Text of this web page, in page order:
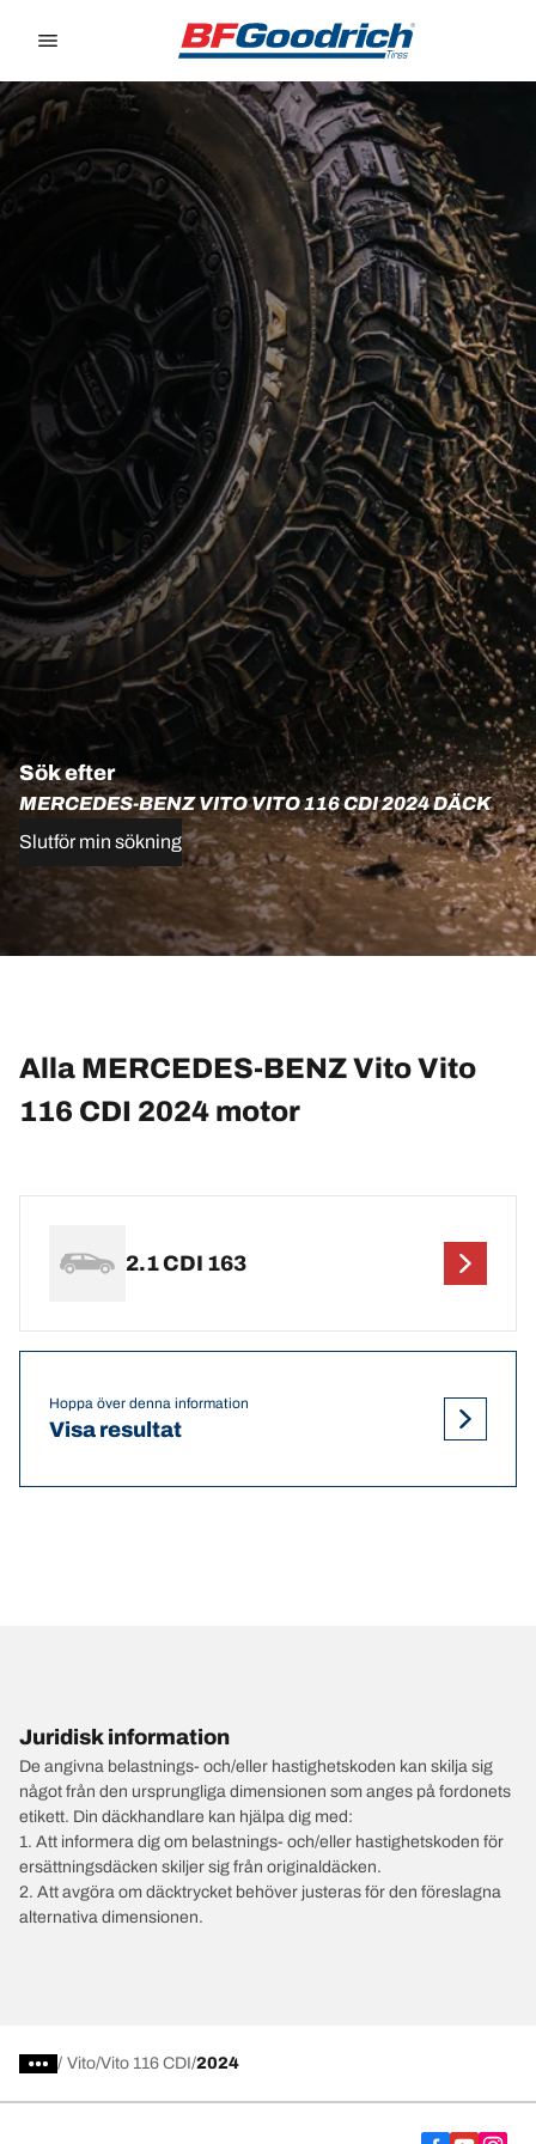
Sök efter
MERCEDES-BENZ VITO VITO 116 CDI 2024 DÄCK
Slutför min sökning
Alla MERCEDES-BENZ Vito Vito
116 CDI 2024 motor
2.1 CDI 163
Hoppa över denna information
Visa resultat
Juridisk information
De angivna belastnings- och/eller hastighetskoden kan skilja sig
något från den ursprungliga dimensionen som anges på fordonets
etikett. Din däckhandlare kan hjälpa dig med:
1. Att informera dig om belastnings- och/eller hastighetskoden för
ersättningsdäcken skiljer sig från originaldäcken.
2. Att avgöra om däcktrycket behöver justeras för den föreslagna
alternativa dimensionen.
/ Vito Vito 116 CDI 2024